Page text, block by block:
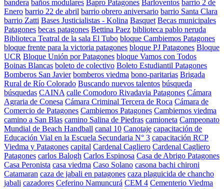
bandera baños modulares Bapro Patagones Barloventos barrio 2 de
Enero barrio 22 de abril barrio obrero aniversario barrio Santa Clara
barrio Zatti Bases Justicialistas - Kolina Basquet Becas municipales
Patagones becas patagones Bettina Paez biblioteca pablo neruda
Biblioteca Teatral de la sala El Tubo bloque Cambiemos Patagones
bloque frente para la victoria patagones bloque PJ Patagones Bloque
UCR Bloque Unión por Patagones bloque Vamos con Todos
Boinas Blancas boleto de colectivo Boleto Estudiantil Patagones
Bomberos San Javier bomberos viedma bono-paritarias Brigada
Rural de Río Colorado Buscando nuevos talentos búsqueda
búsquedas CAINA calle Comodoro Rivadavia Patagones Cámara
Agraria de Conesa Cámara Criminal Tercera de Roca Cámara de
Comercio de Patagones Cambiemos Patagones Cambiemos viedma
camino a San Blas camino Salina de Piedras camioneta Campeonato
Mundial de Beach Handball canal 10 Canotaje capacitación de
Educación Vial en la Escuela Secundaria N° 3 capacitación RCP
Viedma y Patagones capital Cardenal Cagliero Cardenal Cagliero
Patagones carlos Balogh Carlos Espinosa Casa de Abrigo Patagones
Casa Peronista casa viedma Caso Solano casona bachi chironi
Catamaran caza de jabali en patagones caza plaguicida de chancho
jabali cazadores Ceferino Namuncurá CEM 4 Cementerio Viedma